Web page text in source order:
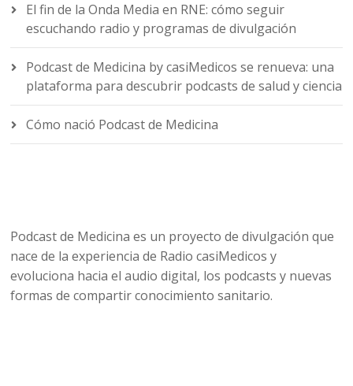
El fin de la Onda Media en RNE: cómo seguir
escuchando radio y programas de divulgación
Podcast de Medicina by casiMedicos se renueva: una
plataforma para descubrir podcasts de salud y ciencia
Cómo nació Podcast de Medicina
Podcast de Medicina es un proyecto de divulgación que
nace de la experiencia de Radio casiMedicos y
evoluciona hacia el audio digital, los podcasts y nuevas
formas de compartir conocimiento sanitario.